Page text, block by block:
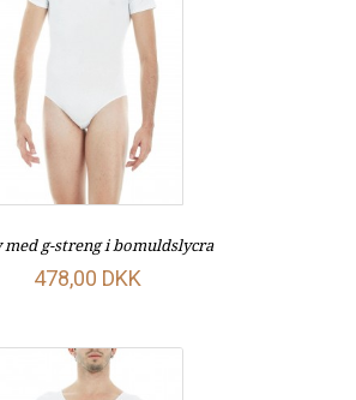
med g-streng i bomuldslycra
478,00 DKK